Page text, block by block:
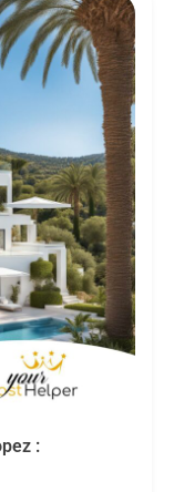
: